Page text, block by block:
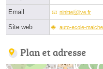
Email ninitteⓐlive.fr
Site web auto-ecole-
Plan et adresse